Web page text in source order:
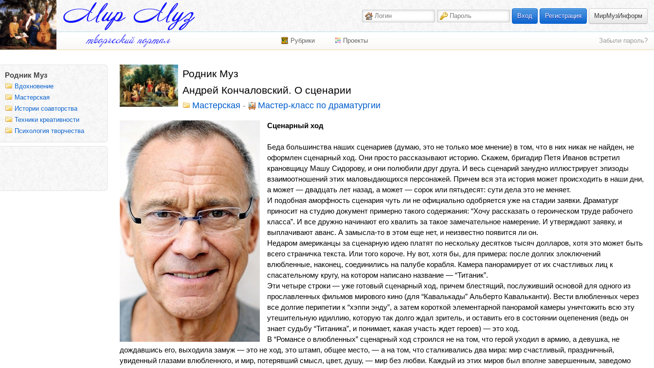
Вход Регистрация МирМузИнформ
Рубрики Проекты Забыли пароль?
Родник Муз
Вдохновение
Мастерская
Истории соавторства
Техники креативности
Психология творчества
Родник Муз
Андрей Кончаловский. О сценарии
Мастерская - Мастер-класс по драматургии
Сценарный ход
Беда большинства наших сценариев (думаю, это не только мое мнение) в том, что в них никак не найден, не
оформлен сценарный ход. Они просто рассказывают историю. Скажем, бригадир Петя Иванов встретил
крановщицу Машу Сидорову, и они полюбили друг друга. И весь сценарий занудно иллюстрирует эпизоды
взаимоотношений этих маловыдающихся персонажей. Причем вся эта история может происходить в наши дни,
а может — двадцать лет назад, а может — сорок или пятьдесят: сути дела это не меняет.
И подобная аморфность сценария чуть ли не официально одобряется уже на стадии заявки. Драматург
приносит на студию документ примерно такого содержания: “Хочу рассказать о героическом труде рабочего
класса”. И все дружно начинают его хвалить за такое замечательное намерение. И утверждают заявку, и
выплачивают аванс. А замысла-то в этом еще нет, и неизвестно появится ли он.
Недаром американцы за сценарную идею платят по нескольку десятков тысяч долларов, хотя это может быть
всего страничка текста. Или того короче. Ну вот, хотя бы, для примера: после долгих злоключений
влюбленные, наконец, соединились на палубе корабля. Камера панорамирует от их счастливых лиц к
спасательному кругу, на котором написано название — “Титаник”.
Эти четыре строки — уже готовый сценарный ход, причем блестящий, послуживший основой для одного из
прославленных фильмов мирового кино (для “Кавалькады” Альберто Кавальканти). Вести влюбленных через
все долгие перипетии к “хэппи энду”, а затем короткой элементарной панорамой камеры уничтожить всю эту
утешительную идиллию, которую так долго ждал зритель, и оставить его в состоянии оцепенения (ведь он
знает судьбу “Титаника”, и понимает, какая участь ждет героев) — это ход.
В “Романсе о влюбленных” сценарный ход строился не на том, что герой уходил в армию, а девушка, не
дождавшись его, выходила замуж — это не ход, это штамп, общее место, — а на том, что сталкивались два мира: мир счастливый, праздничный,
увиденный глазами влюбленного, и мир, потерявший смысл, цвет, душу, — мир без любви. Каждый из этих миров был вполне завершенным, заведомо